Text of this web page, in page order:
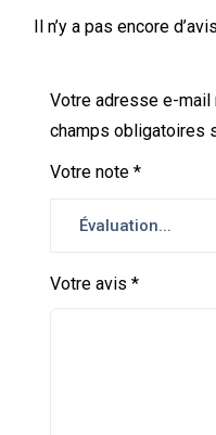
Il n’y a pas encore
Votre adresse e-mail
champs obligatoires
Votre note *
Votre avis *